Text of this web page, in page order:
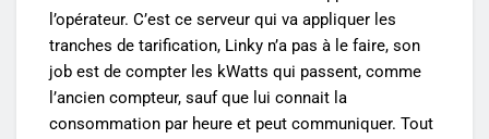
l’opérateur. C’est ce serveur qui va appliquer les
tranches de tarification, Linky n’a pas à le faire, son
job est de compter les kWatts qui passent, comme
l’ancien compteur, sauf que lui connait la
consommation par heure et peut communiquer. Tout